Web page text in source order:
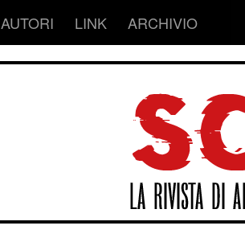
AUTORI LINK ARCHIVIO